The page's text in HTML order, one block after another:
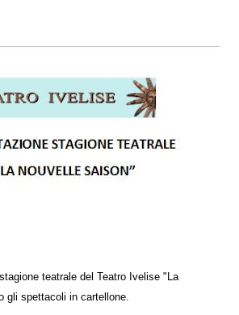
teatrale del Teatro Ivelise "La
gli spettacoli in cartellone.